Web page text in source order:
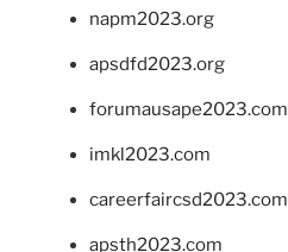
napm2023.org
apsdfd2023.org
forumausape2023.com
imkl2023.com
careerfaircsd2023.com
apsth2023.com